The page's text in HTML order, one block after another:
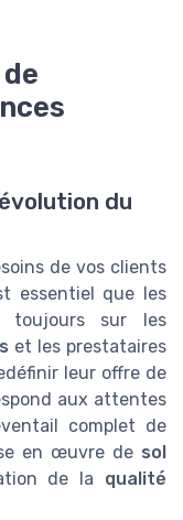
du
de vos clients
essentiel que les
toujours sur les
et les prestataires
leur offre de
aux attentes
complet de
en œuvre de sol
de la qualité